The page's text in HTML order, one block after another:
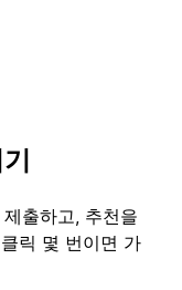
출하고, 추천을
릭 몇 번이면 가